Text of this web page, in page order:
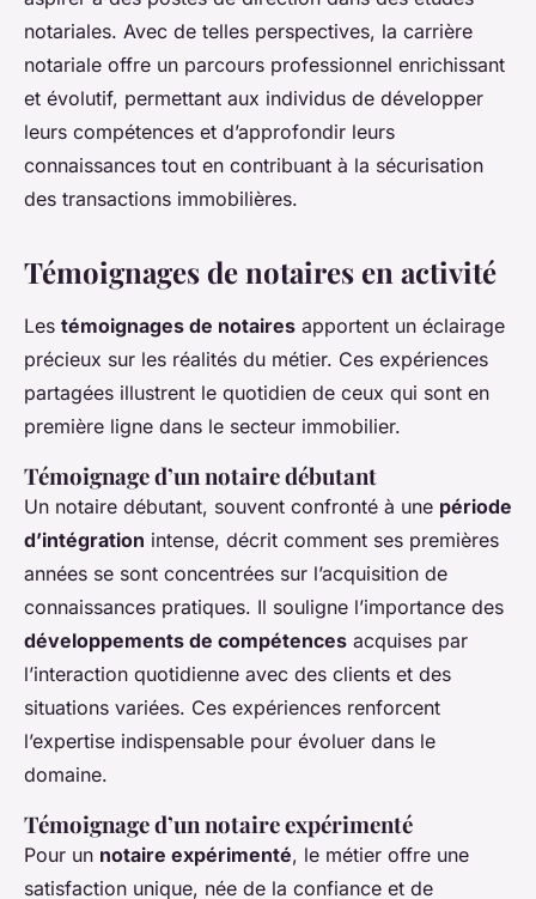
notariales. Avec de telles perspectives, la carrière
notariale offre un parcours professionnel enrichissant
et évolutif, permettant aux individus de développer
leurs compétences et d’approfondir leurs
connaissances tout en contribuant à la sécurisation
des transactions immobilières.
Témoignages de notaires en activité
Les témoignages de notaires apportent un éclairage
précieux sur les réalités du métier. Ces expériences
partagées illustrent le quotidien de ceux qui sont en
première ligne dans le secteur immobilier.
Témoignage d’un notaire débutant
Un notaire débutant, souvent confronté à une période
d’intégration intense, décrit comment ses premières
années se sont concentrées sur l’acquisition de
connaissances pratiques. Il souligne l’importance des
développements de compétences acquises par
l’interaction quotidienne avec des clients et des
situations variées. Ces expériences renforcent
l’expertise indispensable pour évoluer dans le
domaine.
Témoignage d’un notaire expérimenté
Pour un notaire expérimenté, le métier offre une
satisfaction unique, née de la confiance et de